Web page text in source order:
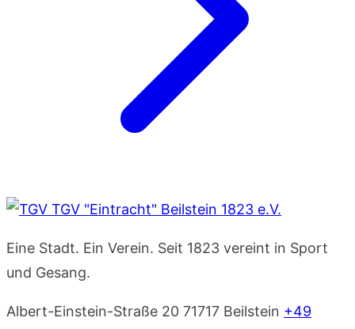
TGV "Eintracht" Beilstein 1823 e.V.
Eine Stadt. Ein Verein. Seit 1823 vereint in Sport
und Gesang.
Albert-Einstein-Straße 20 71717 Beilstein +49